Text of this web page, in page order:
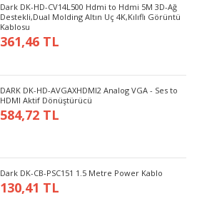
Dark DK-HD-CV14L500 Hdmi to Hdmi 5M 3D-Ağ
Destekli,Dual Molding Altın Uç 4K,Kılıflı Görüntü
Kablosu
361,46 TL
DARK DK-HD-AVGAXHDMI2 Analog VGA - Ses to
HDMI Aktif Dönüştürücü
584,72 TL
Dark DK-CB-PSC151 1.5 Metre Power Kablo
130,41 TL